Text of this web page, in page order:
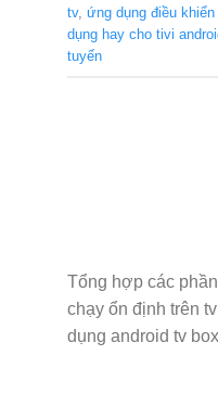
tv, ứng dụng điều
dụng hay cho tivi
tuyến
Tổng hợp các
chạy ổn định trên
dụng android tv